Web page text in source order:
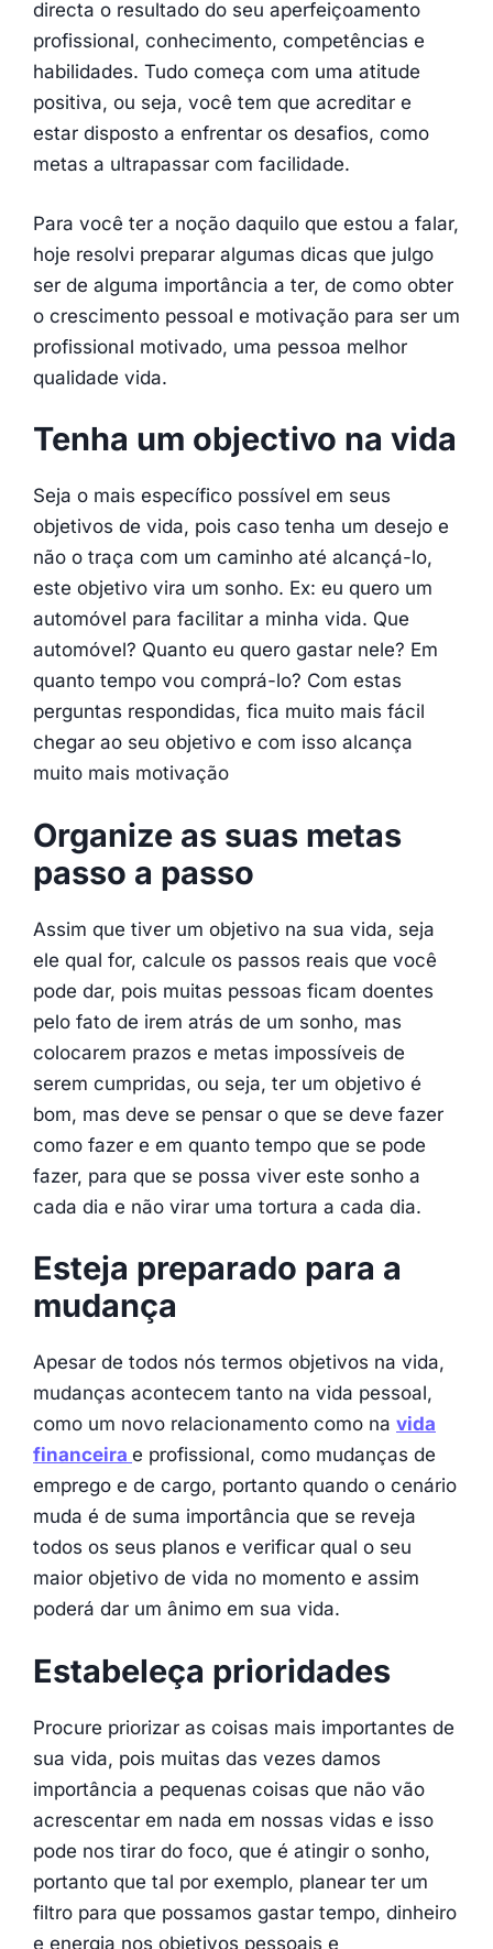
directa o resultado do seu aperfeiçoamento
profissional, conhecimento, competências e
habilidades. Tudo começa com uma atitude
positiva, ou seja, você tem que acreditar e
estar disposto a enfrentar os desafios, como
metas a ultrapassar com facilidade.
Para você ter a noção daquilo que estou a falar,
hoje resolvi preparar algumas dicas que julgo
ser de alguma importância a ter, de como obter
o crescimento pessoal e motivação para ser um
profissional motivado, uma pessoa melhor
qualidade vida.
Tenha um objectivo na vida
Seja o mais específico possível em seus
objetivos de vida, pois caso tenha um desejo e
não o traça com um caminho até alcançá-lo,
este objetivo vira um sonho. Ex: eu quero um
automóvel para facilitar a minha vida. Que
automóvel? Quanto eu quero gastar nele? Em
quanto tempo vou comprá-lo? Com estas
perguntas respondidas, fica muito mais fácil
chegar ao seu objetivo e com isso alcança
muito mais motivação
Organize as suas metas
passo a passo
Assim que tiver um objetivo na sua vida, seja
ele qual for, calcule os passos reais que você
pode dar, pois muitas pessoas ficam doentes
pelo fato de irem atrás de um sonho, mas
colocarem prazos e metas impossíveis de
serem cumpridas, ou seja, ter um objetivo é
bom, mas deve se pensar o que se deve fazer
como fazer e em quanto tempo que se pode
fazer, para que se possa viver este sonho a
cada dia e não virar uma tortura a cada dia.
Esteja preparado para a
mudança
Apesar de todos nós termos objetivos na vida,
mudanças acontecem tanto na vida pessoal,
como um novo relacionamento como na vida
financeira e profissional, como mudanças de
emprego e de cargo, portanto quando o cenário
muda é de suma importância que se reveja
todos os seus planos e verificar qual o seu
maior objetivo de vida no momento e assim
poderá dar um ânimo em sua vida.
Estabeleça prioridades
Procure priorizar as coisas mais importantes de
sua vida, pois muitas das vezes damos
importância a pequenas coisas que não vão
acrescentar em nada em nossas vidas e isso
pode nos tirar do foco, que é atingir o sonho,
portanto que tal por exemplo, planear ter um
filtro para que possamos gastar tempo, dinheiro
e energia nos objetivos pessoais e